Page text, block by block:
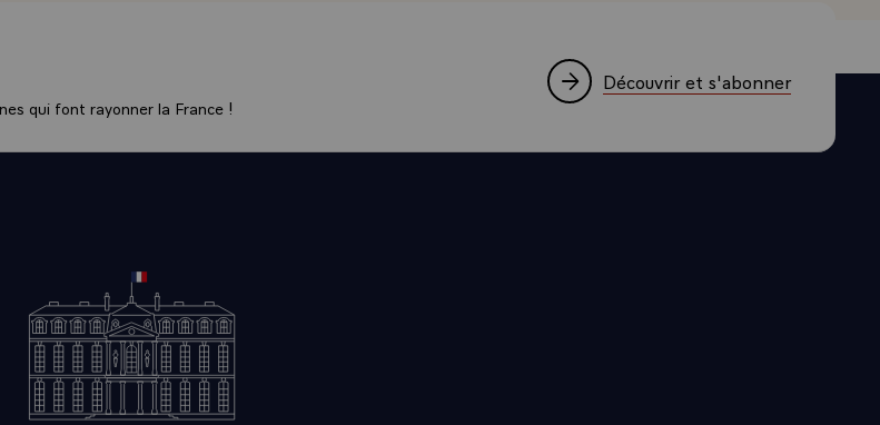
qui font rayonner la France !
Découvrir et s'abonner